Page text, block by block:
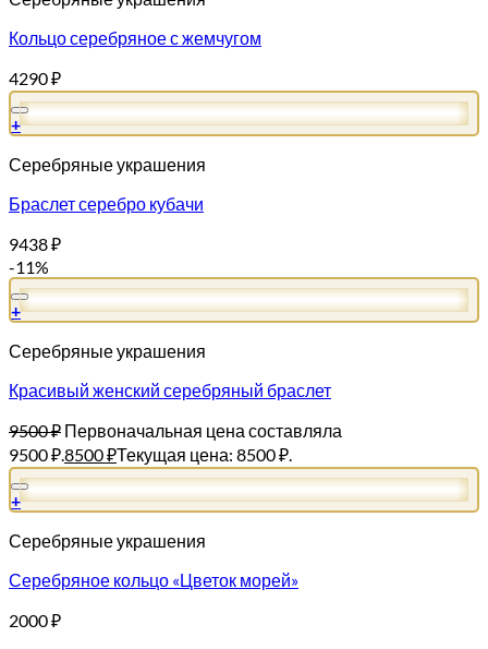
Кольцо серебряное с жемчугом
4290₽
+
Серебряные украшения
Браслет серебро кубачи
9438₽
-11%
+
Серебряные украшения
Красивый женский серебряный браслет
9500₽ Первоначальная цена составляла
9500 ₽.8500₽Текущая цена: 8500 ₽.
+
Серебряные украшения
Серебряное кольцо «Цветок морей»
2000₽